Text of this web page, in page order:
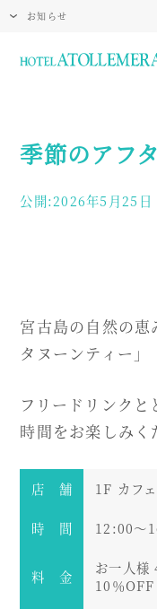
お知らせ
季節のアフ
公開:2026年5月25日
宮古島の自然の恵
タヌーンティー」
フリードリンク
時間をお楽しみく
店 舗 1F カフ
時 間 12:00～
料 金
お一人
10％OFF